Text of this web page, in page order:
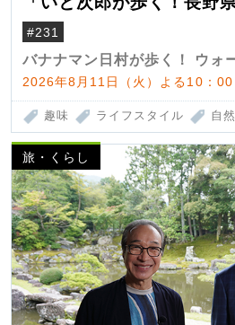
#231
バナナマン日村が歩く！ ウォ
2026年8月11日（火）よる10：
趣味 ライフスタイル 自
旅・くらし